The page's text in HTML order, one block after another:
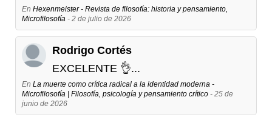
En Hexenmeister - Revista de filosofía: historia y pensamiento,
Microfilosofía - 2 de julio de 2026
Rodrigo Cortés
EXCELENTE 👌...
En La muerte como crítica radical a la identidad moderna -
Microfilosofía | Filosofía, psicología y pensamiento crítico - 25 de
junio de 2026